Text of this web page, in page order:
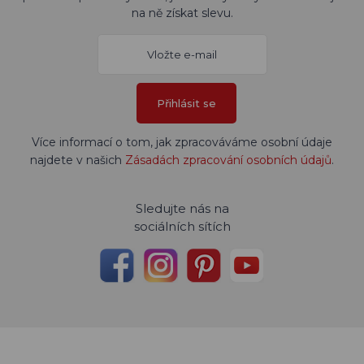
na ně získat slevu.
Přihlásit se
Více informací o tom, jak zpracováváme osobní údaje
najdete v našich Zásadách zpracování osobních údajů.
Sledujte nás na
sociálních sítích